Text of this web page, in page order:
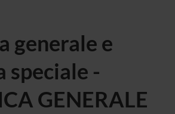
generale e
speciale -
GENERALE